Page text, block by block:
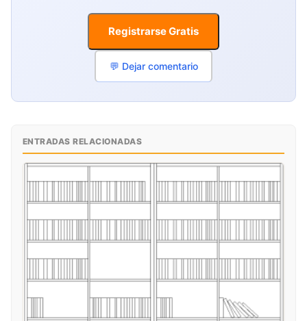
Registrarse Gratis
💬 Dejar comentario
ENTRADAS RELACIONADAS